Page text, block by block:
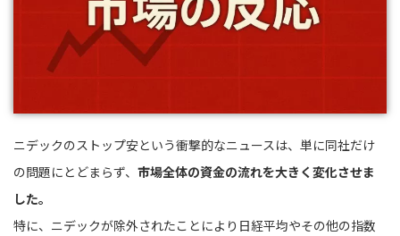
ニデックのストップ安という衝撃的なニュースは、単に同社だけ
の問題にとどまらず、 市場全体の資金の流れを大きく変化させま
した。
特に、ニデックが除外されたことにより日経平均やその他の指数